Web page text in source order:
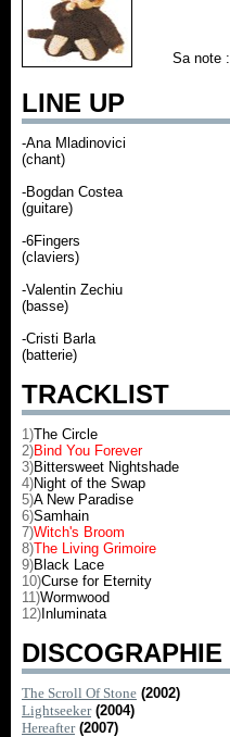
Sa note :
LINE UP
-Ana Mladinovici
(chant)
-Bogdan Costea
(guitare)
-6Fingers
(claviers)
-Valentin Zechiu
(basse)
-Cristi Barla
(batterie)
TRACKLIST
1)The Circle
2)Bind You Forever
3)Bittersweet Nightshade
4)Night of the Swap
5)A New Paradise
6)Samhain
7)Witch's Broom
8)The Living Grimoire
9)Black Lace
10)Curse for Eternity
11)Wormwood
12) Inluminata
DISCOGRAPHIE
The Scroll Of Stone (2002)
Lightseeker (2004)
Hereafter (2007)